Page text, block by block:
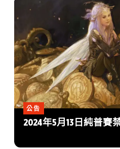
公告
2024年5月13日純普賽